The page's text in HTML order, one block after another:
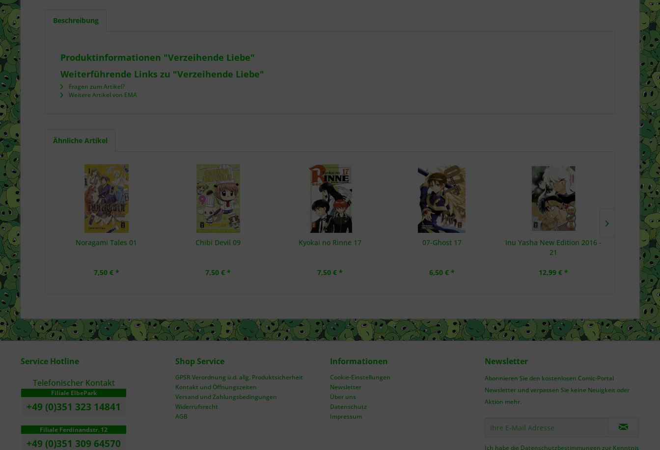
Beschreibung
Produktinformationen "Verzeihende Liebe"
Weiterführende Links zu "Verzeihende Liebe"
Fragen zum Artikel?
Weitere Artikel von EMA
Ähnliche Artikel
Noragami Tales 01
7,50 € *
Chibi Devil 09
7,50 € *
Kyokai no Rinne 17
7,50 € *
07-Ghost 17
6,50 € *
Inu Yasha New Edition 2016 -
21
12,99 € *
The World
Service Hotline
Telefonischer Kontakt
Filiale ElbePark
+49 (0)351 323 14841
Filiale Ferdinandstr. 12
+49 (0)351 309 64570
Shop Service
GPSR Verordnung ü.d. allg. Produktsicherheit
Kontakt und Öffnungszeiten
Versand und Zahlungsbedingungen
Widerrufsrecht
AGB
Informationen
Cookie-Einstellungen
Newsletter
Über uns
Datenschutz
Impressum
Newsletter
Abonnieren Sie den kostenlosen Comic-Portal
Newsletter und verpassen Sie keine Neuigkeit oder
Aktion mehr.
Ich habe die Datenschutzbestimmungen zur Kenntnis